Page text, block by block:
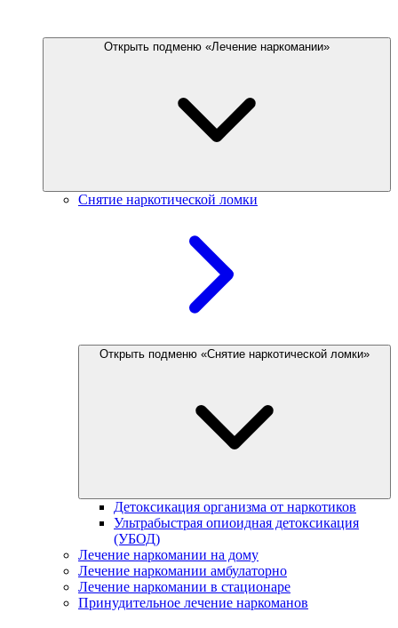
Открыть подменю «Лечение наркомании»
Снятие наркотической ломки
Открыть подменю «Снятие наркотической ломки»
Детоксикация организма от наркотиков
Ультрабыстрая опиоидная детоксикация
(УБОД)
Лечение наркомании на дому
Лечение наркомании амбулаторно
Лечение наркомании в стационаре
Принудительное лечение наркоманов